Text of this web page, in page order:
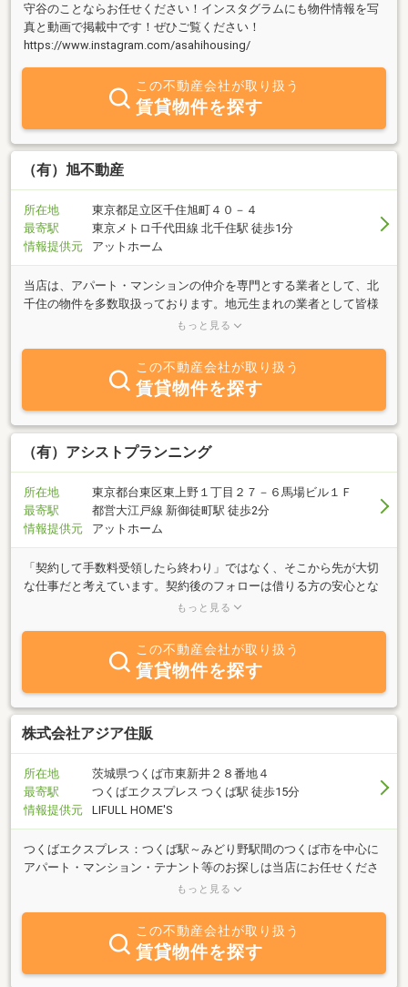
守谷のことならお任せください！インスタグラムにも物件情報を写
真と動画で掲載中です！ぜひご覧ください！
https://www.instagram.com/asahihousing/
この不動産会社が取り扱う
賃貸物件を探す
（有）旭不動産
所在地
東京都足立区千住旭町４０－４
最寄駅
東京メトロ千代田線 北千住駅 徒歩1分
情報提供元
アットホーム
当店は、アパート・マンションの仲介を専門とする業者として、北
千住の物件を多数取扱っております。地元生まれの業者として皆様
に多大のご信頼を戴いております。北千住でのお部屋探しは是非当
もっと見る
この不動産会社が取り扱う
賃貸物件を探す
（有）アシストプランニング
所在地
東京都台東区東上野１丁目２７－６馬場ビル１Ｆ
最寄駅
都営大江戸線 新御徒町駅 徒歩2分
情報提供元
アットホーム
「契約して手数料受領したら終わり」ではなく、そこから先が大切
な仕事だと考えています。契約後のフォローは借りる方の安心とな
り、それは貸主様との信頼関係に繋がります。ネット環境が整った
料を削減し、毎月の収入を少しでも増やされたいとお考えであれ
ば、小さな会社ですが、是非、お役に立ちたいと考えております。
もっと見る
この不動産会社が取り扱う
賃貸物件を探す
株式会社アジア住販
所在地
茨城県つくば市東新井２８番地４
最寄駅
つくばエクスプレス つくば駅 徒歩15分
情報提供元
LIFULL HOME'S
つくばエクスプレス：つくば駅～みどり野駅間のつくば市を中心に
アパート・マンション・テナント等のお探しは当店にお任せくださ
い。賃貸情報数が豊富です。ハウスメイトの目立つ看板がお迎えい
もっと見る
この不動産会社が取り扱う
賃貸物件を探す